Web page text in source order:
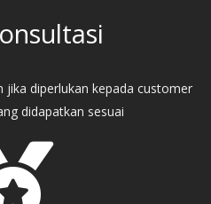
jika diperlukan kepada customer
didapatkan sesuai